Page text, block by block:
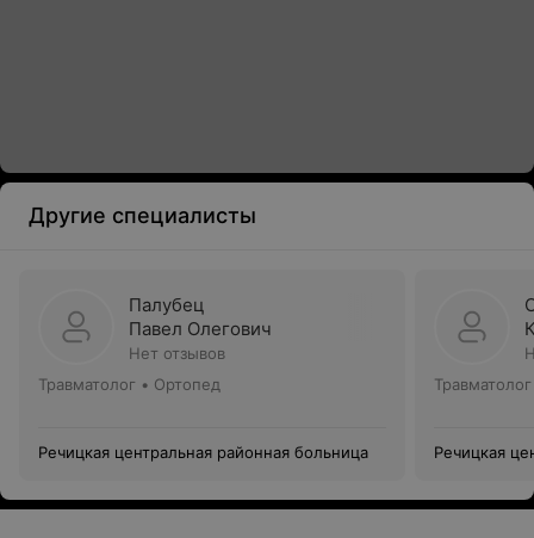
Другие специалисты
Палубец
Павел Олегович
Нет отзывов
Травматолог • Ортопед
Речицкая центральная районная больница Речицкая